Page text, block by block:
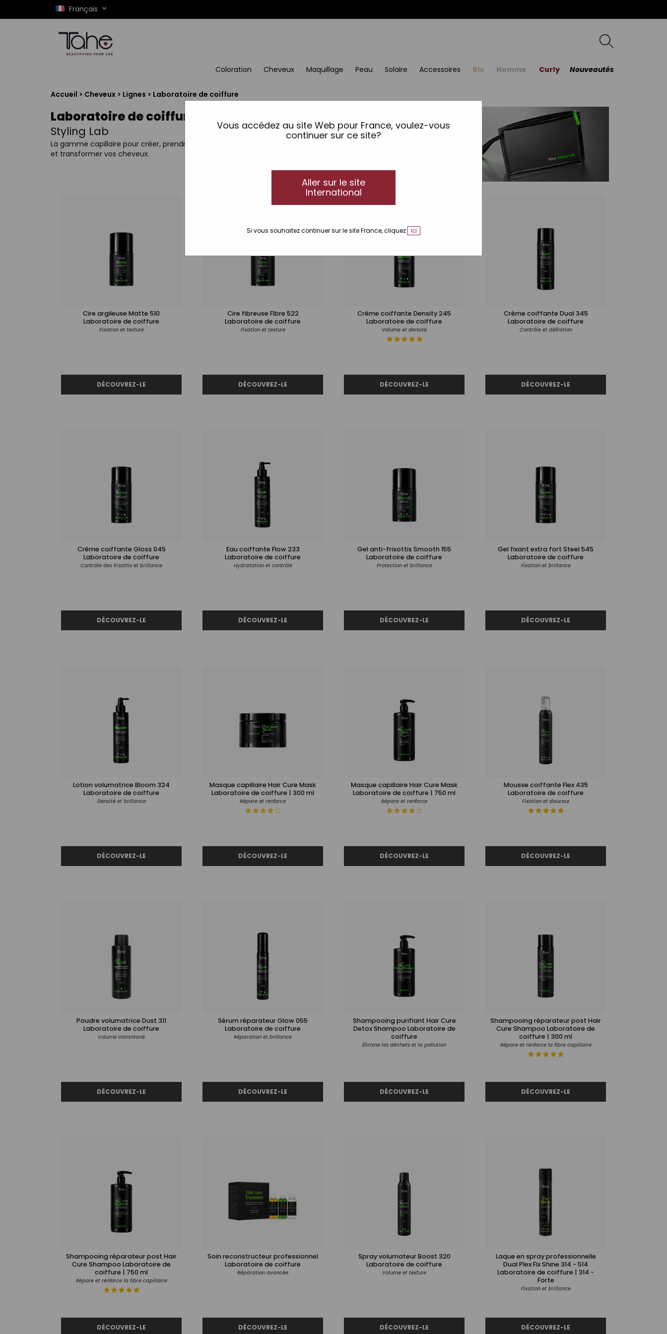
Vous accédez au site Web pour France, voulez-vous
continuer sur ce site?
Aller sur le site
International
Si vous souhaitez continuer sur le site France, cliquez ici
Français
Coloration Cheveux Maquillage Peau Solaire Accessoires Bio Homme Curly Nouveautés
Accueil > Cheveux > Lignes > Laboratoire de coiffure
Laboratoire de coiffure
Styling Lab
La gamme capillaire pour créer, prendre soin
et transformer vos cheveux.
Cire argileuse Matte 510
Laboratoire de coiffure
Fixation et texture
Cire fibreuse FIbre 522
Laboratoire de coiffure
Fixation et texture
Crème coiffante Density 245
Laboratoire de coiffure
Volume et densité
Crème coiffante Dual 345
Laboratoire de coiffure
Contrôle et définition
Crème coiffante Gloss 045
Laboratoire de coiffure
Contrôle des frisottis et brillance
Eau coiffante Flow 233
Laboratoire de coiffure
Hydratation et contrôle
Gel anti-frisottis Smooth 155
Laboratoire de coiffure
Protection et brillance
Gel fixant extra fort Steel 545
Laboratoire de coiffure
Fixation et brillance
Lotion volumatrice Bloom 324
Laboratoire de coiffure
Densité et brillance
Masque capillaire Hair Cure Mask
Laboratoire de coiffure | 300 ml
Répare et renforce
Masque capillaire Hair Cure Mask
Laboratoire de coiffure | 750 ml
Répare et renforce
Mousse coiffante Flex 435
Laboratoire de coiffure
Fixation et douceur
Poudre volumatrice Dust 311
Laboratoire de coiffure
Volume instantané
Sérum réparateur Glow 055
Laboratoire de coiffure
Réparation et brillance
Shampooing purifiant Hair Cure
Detox Shampoo Laboratoire de
coiffure
Élimine les déchets et la pollution
Shampooing réparateur post Hair
Cure Shampoo Laboratoire de
coiffure | 300 ml
Répare et renforce la fibre capillaire
Shampooing réparateur post Hair
Cure Shampoo Laboratoire de
coiffure | 750 ml
Répare et renforce la fibre capillaire
Soin reconstructeur professionnel
Laboratoire de coiffure
Réparation avancée
Spray volumateur Boost 320
Laboratoire de coiffure
Volume et texture
Laque en spray professionnelle
Dual Plex Fix Shine 314 - 514
Laboratoire de coiffure | 314 -
Forte
Fixation et brillance